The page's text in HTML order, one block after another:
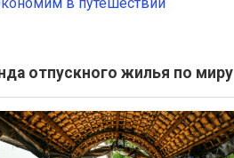
отпускного жилья по миру